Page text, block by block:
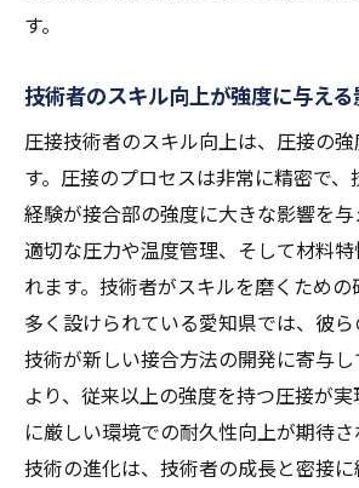
す。
技術者のスキル向上が強度に与え
圧接技術者のスキル向上は、圧接の
す。圧接のプロセスは非常に精密で
経験が接合部の強度に大きな影響を与
適切な圧力や温度管理、そして材料
れます。技術者がスキルを磨くため
多く設けられている愛知県では、彼
技術が新しい接合方法の開発に寄与
より、従来以上の強度を持つ圧接が
に厳しい環境での耐久性向上が期待
技術の進化は、技術者の成長と密接